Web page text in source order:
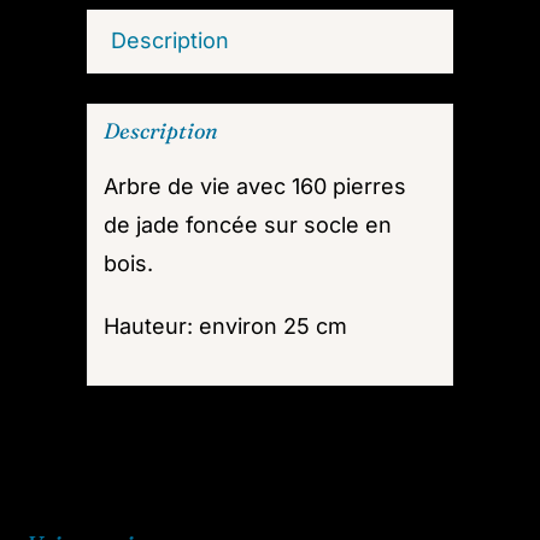
Description
Description
Arbre de vie avec 160 pierres
de jade foncée sur socle en
bois.
Hauteur: environ 25 cm